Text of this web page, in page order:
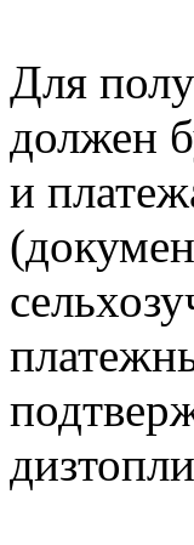
Для
должен
и